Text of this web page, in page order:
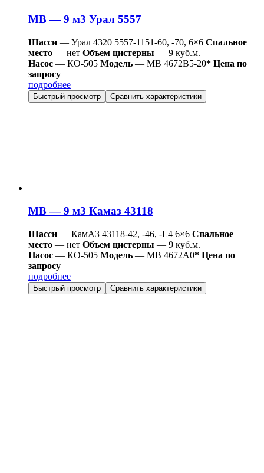
МВ — 9 м3 Урал 5557
Шасси — Урал 4320 5557-1151-60, -70, 6×6 Спальное
место — нет Объем цистерны — 9 куб.м.
Насос — КО-505 Модель — МВ 4672В5-20* Цена по
запросу
подробнее
Быстрый просмотр Сравнить характеристики
МВ — 9 м3 Камаз 43118
Шасси — КамАЗ 43118-42, -46, -L4 6×6 Спальное
место — нет Объем цистерны — 9 куб.м.
Насос — КО-505 Модель — МВ 4672А0* Цена по
запросу
подробнее
Быстрый просмотр Сравнить характеристики